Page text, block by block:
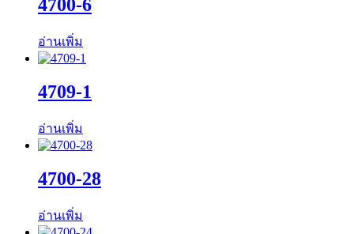
4700-6
อ่านเพิ่ม
4709-1
อ่านเพิ่ม
4700-28
อ่านเพิ่ม